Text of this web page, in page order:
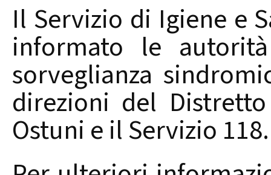
Il Servizio di Igiene e
informato le
sorveglianza
direzioni del
Ostuni e il Servizio 118.